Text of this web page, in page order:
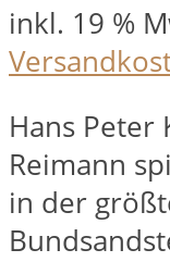
war:
inkl. 19 %
Hans Peter
Reimann
in der